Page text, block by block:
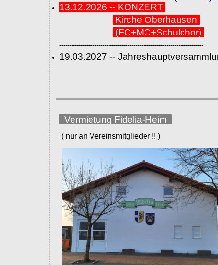
13.12.2026 -- KONZERT
Kirche Oberhausen
(FC+MC+Schulchor)
--------------------------------------------------------------------------
19.03.2027 --
Vermietung Fidelia-Heim
( nur an Vereinsmitglieder !! )